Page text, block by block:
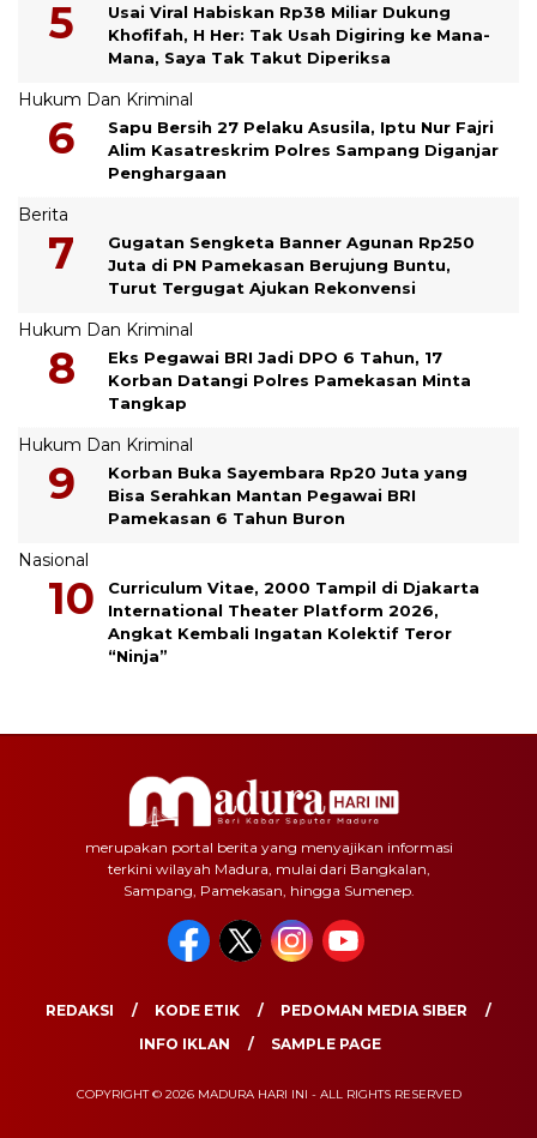
Usai Viral Habiskan Rp38 Miliar Dukung
Khofifah, H Her: Tak Usah Digiring ke Mana-
Mana, Saya Tak Takut Diperiksa
Hukum Dan Kriminal
Sapu Bersih 27 Pelaku Asusila, Iptu Nur Fajri
Alim Kasatreskrim Polres Sampang Diganjar
Penghargaan
Berita
Gugatan Sengketa Banner Agunan Rp250
Juta di PN Pamekasan Berujung Buntu,
Turut Tergugat Ajukan Rekonvensi
Hukum Dan Kriminal
Eks Pegawai BRI Jadi DPO 6 Tahun, 17
Korban Datangi Polres Pamekasan Minta
Tangkap
Hukum Dan Kriminal
Korban Buka Sayembara Rp20 Juta yang
Bisa Serahkan Mantan Pegawai BRI
Pamekasan 6 Tahun Buron
Nasional
Curriculum Vitae, 2000 Tampil di Djakarta
International Theater Platform 2026,
Angkat Kembali Ingatan Kolektif Teror
“Ninja”
merupakan portal berita yang menyajikan informasi
terkini wilayah Madura, mulai dari Bangkalan,
Sampang, Pamekasan, hingga Sumenep.
REDAKSI KODE ETIK
PEDOMAN MEDIA SIBER
INFO IKLAN
SAMPLE PAGE
COPYRIGHT © 2026 MADURA HARI INI - ALL RIGHTS RESERVED